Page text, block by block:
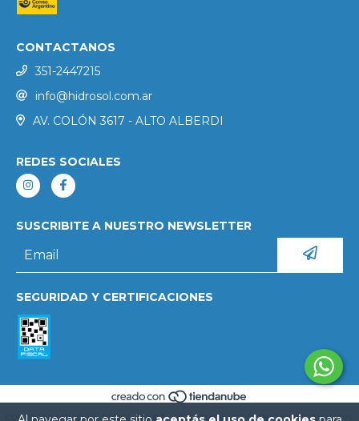
CONTACTANOS
351-2447215
info@hidrosol.com.ar
AV. COLÓN 3617 - ALTO ALBERDI
REDES SOCIALES
SUSCRIBITE A NUESTRO NEWSLETTER
SEGURIDAD Y CERTIFICACIONES
COPYRIGHT HIDROSOL TIENDA ONLINE - 2026. TODOS LOS DERECHOS RESERVADOS.